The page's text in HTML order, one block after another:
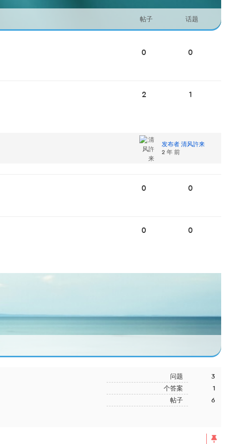
帖子 话题
0 0
2 1
发布者 清风許来
2 年 前
0 0
0 0
问题 3
个答案 1
帖子 6